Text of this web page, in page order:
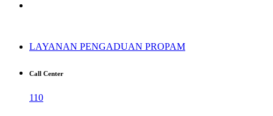
LAYANAN PENGADUAN PROPAM
Call Center
110